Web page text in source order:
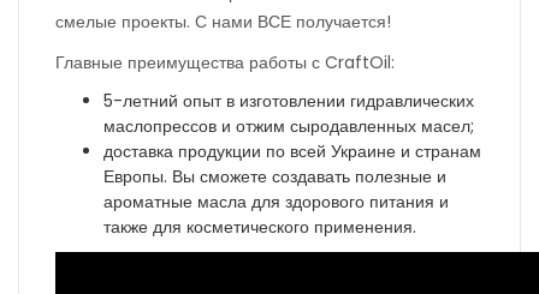
смелые проекты. С нами ВСЕ получается!
Главные преимущества работы с CraftOil:
5-летний опыт в изготовлении гидравлических
маслопрессов и отжим сыродавленных масел;
доставка продукции по всей Украине и странам
Европы. Вы сможете создавать полезные и
ароматные масла для здорового питания и
также для косметического применения.